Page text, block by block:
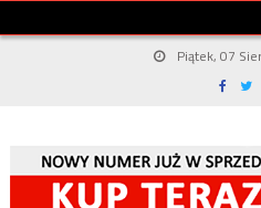
Piątek, 07